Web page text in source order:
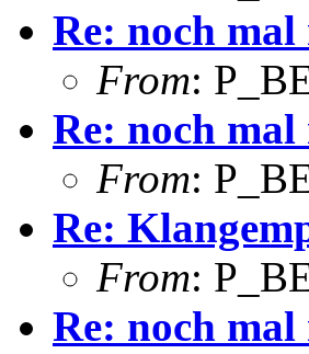
Re: noch
From:
Re: noch
From:
Re:
From:
Re: noch